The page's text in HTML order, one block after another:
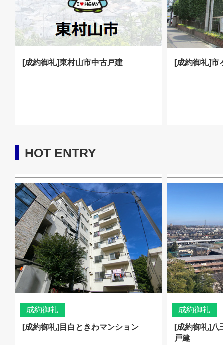
[成約御礼]東村山市中古戸建 [成約御礼]市
HOT ENTRY
成約御礼
[成約御礼]目白ときわマンション
成約御礼
[成約御礼]八
戸建